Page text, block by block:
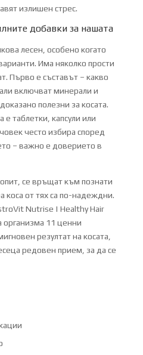
излишен стрес.
добавки за нашата
лесен, особено когато
Има няколко прости
Първо е съставът – какво
включват минерали и
полезни за косата.
таблетки, капсули или
често избира според
– важно е доверието в
се връщат към познати
коса от тях са по-надеждни.
Nutrise | Healthy Hair
организма 11 ценни
резултат на косата,
редовен прием, за да се